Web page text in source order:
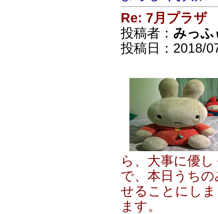
Re: 7月プラザ
投稿者： みっふ
投稿日：2018/
ら、大事に優
で、本日うち
せることにし
ます。